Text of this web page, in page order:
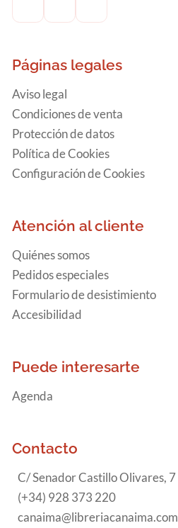
Páginas legales
Aviso legal
Condiciones de venta
Protección de datos
Política de Cookies
Configuración de Cookies
Atención al cliente
Quiénes somos
Pedidos especiales
Formulario de desistimiento
Accesibilidad
Puede interesarte
Agenda
Contacto
C/ Senador Castillo Olivares, 7
(+34) 928 373 220
canaima@libreriacanaima.com